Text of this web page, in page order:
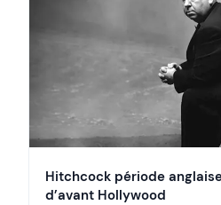
Hitchcock période
d’avant Hollywood